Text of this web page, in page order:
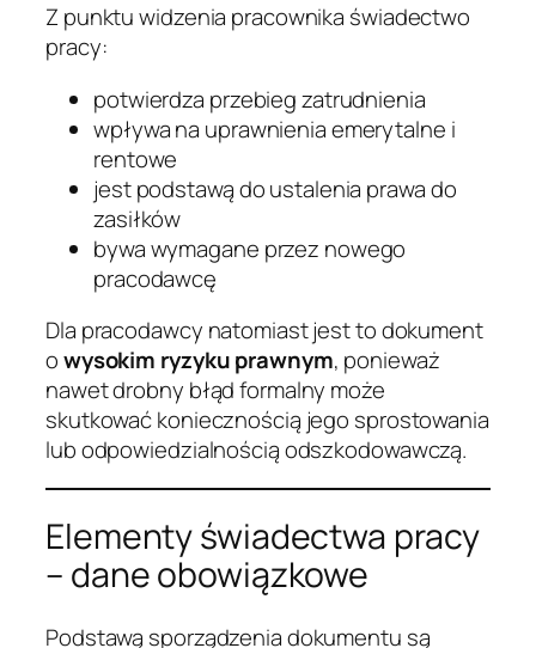
Z punktu widzenia pracownika świadectwo
pracy:
potwierdza przebieg zatrudnienia
wpływa na uprawnienia emerytalne i
rentowe
jest podstawą do ustalenia prawa do
zasiłków
bywa wymagane przez nowego
pracodawcę
Dla pracodawcy natomiast jest to dokument
owysokim ryzyku prawnym, ponieważ
nawet drobny błąd formalny może
skutkować koniecznością jego sprostowania
lub odpowiedzialnością odszkodowawczą.
Elementy świadectwa pracy
– dane obowiązkowe
Podstawą sporządzenia dokumentu są